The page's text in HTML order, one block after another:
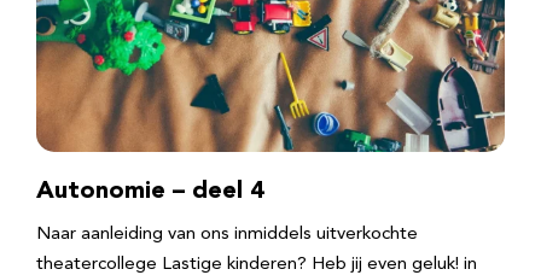
Autonomie – deel 4
Naar aanleiding van ons inmiddels uitverkochte
theatercollege Lastige kinderen? Heb jij even geluk! in